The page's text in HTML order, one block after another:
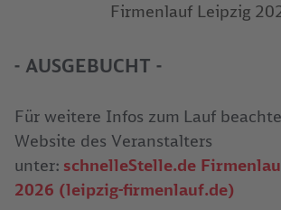
Firmenlauf Leipzig
- AUSGEBUCHT -
Für weitere Infos zum Lauf
Website des Veranstalters
unter: schnelleStelle.de
2026 (leipzig-firmenlauf.de)